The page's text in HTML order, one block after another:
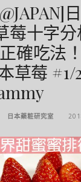
莓十字
確吃法
草莓 #1/
日本藥粧研究室